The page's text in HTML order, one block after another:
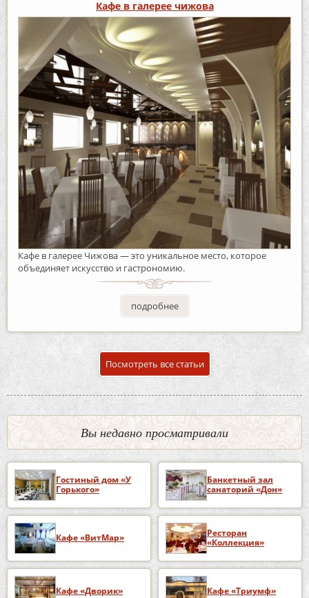
Кафе в галерее чижова
Кафе в галерее Чижова — это уникальное место, которое
объединяет искусство и гастрономию.
подробнее
Посмотреть все статьи
Вы недавно просматривали
Гостиный дом «У
Горького»
Банкетный зал
санаторий «Дон»
Кафе «ВитМар»
Ресторан
«Коллекция»
Кафе «Дворик» Кафе «Триумф»